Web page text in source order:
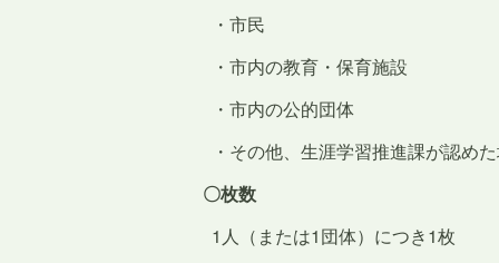
・市民
・市内の教育・保育施設
・市内の公的団体
・その他、生涯学習推進課が認め
〇枚数
1人（または1団体）につき1枚